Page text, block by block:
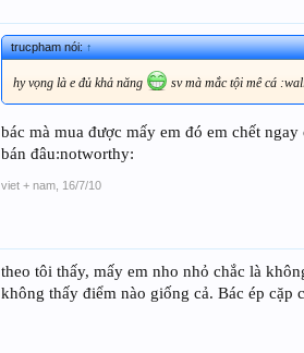
trucpham nói:↑
hy vọng là e đủ khả năng sv mà mắc tội mê cá
bác mà mua được mấy em đó em chết
bán đâu:notworthy:
viet + nam 16/7/10
theo tôi thấy, mấy em nho nhỏ chắc là
không thấy điểm nào giống cả. Bác ép cặp